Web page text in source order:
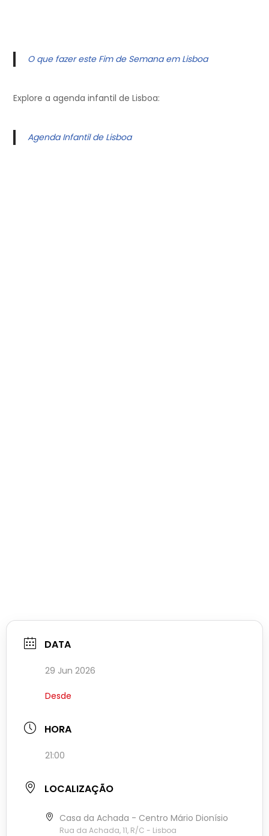
O que fazer este Fim de Semana em Lisboa
Explore a agenda infantil de Lisboa:
Agenda Infantil de Lisboa
DATA
29 Jun 2026
Desde
HORA
21:00
LOCALIZAÇÃO
Casa da Achada - Centro Mário Dionísio
Rua da Achada, 11, R/C - Lisboa